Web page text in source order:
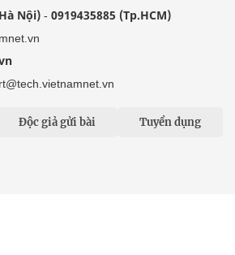
Nội) - 0919435885 (Tp.HCM)
Độc giả gửi bài Tuyển dụng